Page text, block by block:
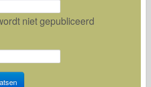
niet gepubliceerd